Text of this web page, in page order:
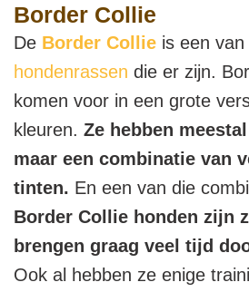
Border Collie
De Border Collie is een
hondenrassen die er zijn.
komen voor in een grote
kleuren. Ze hebben
maar een combinatie van
tinten. En een van die
Border Collie honden zijn
brengen graag veel tijd
Ook al hebben ze enige